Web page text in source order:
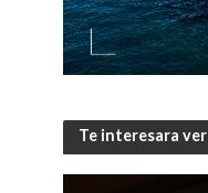
Te interesara ver